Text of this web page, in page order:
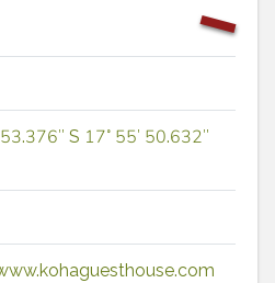
53.376″ S 17° 55′ 50.632″